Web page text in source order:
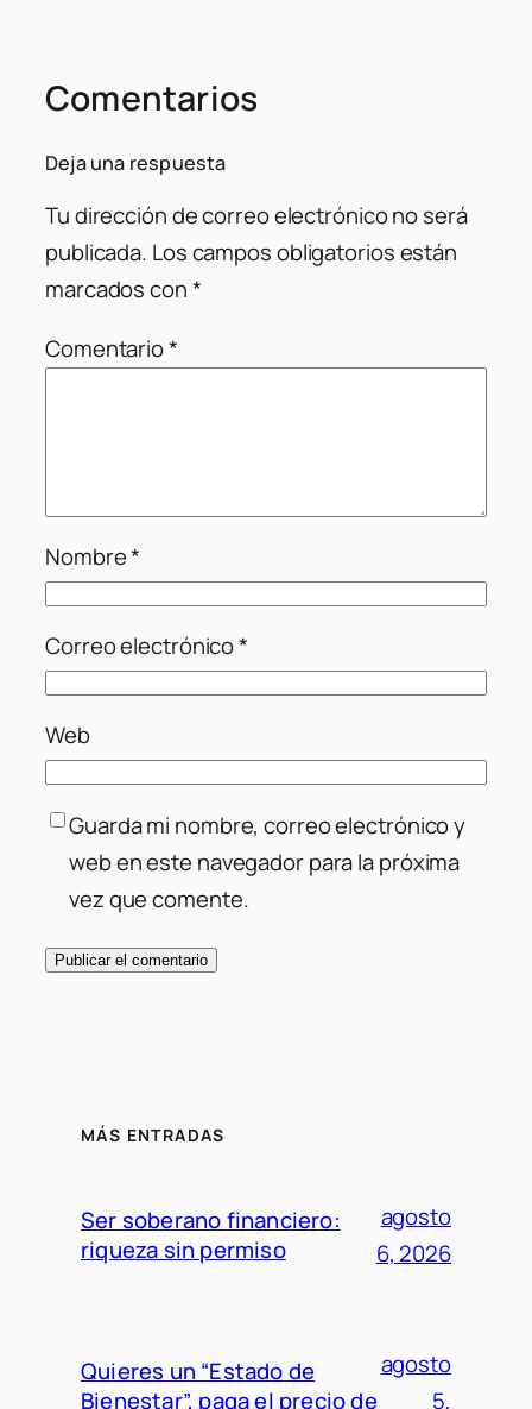
Comentarios
Deja una respuesta
Tu dirección de correo electrónico no será
publicada. Los campos obligatorios están
marcados con*
Comentario*
Nombre*
Correo electrónico*
Web
Guarda mi nombre, correo electrónico y
web en este navegador para la próxima
vez que comente.
MÁS ENTRADAS
Ser soberano financiero:
riqueza sin permiso
agosto
6, 2026
Quieres un “Estado de
Bienestar”, paga el precio de
agosto
5,